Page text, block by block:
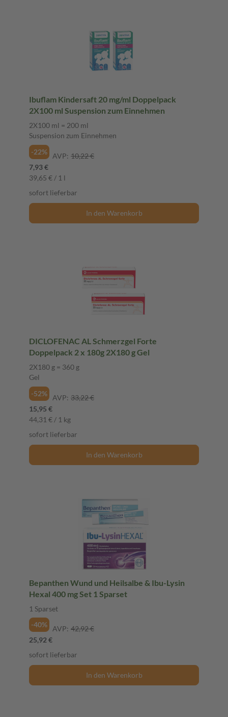
Ibuflam Kindersaft 20 mg/ml Doppelpack
2X100 ml Suspension zum Einnehmen
2X100 ml = 200 ml
Suspension zum Einnehmen
-22%
AVP: 10,22 €
7,93 €
39,65 € / 1 l
sofort lieferbar
In den Warenkorb
DICLOFENAC AL Schmerzgel Forte
Doppelpack 2 x 180g 2X180 g Gel
2X180 g = 360 g
Gel
-52%
AVP: 33,22 €
15,95 €
44,31 € / 1 kg
sofort lieferbar
In den Warenkorb
Bepanthen Wund und Heilsalbe & Ibu-Lysin
Hexal 400 mg Set 1 Sparset
1 Sparset
-40%
AVP: 42,92 €
25,92 €
sofort lieferbar
In den Warenkorb